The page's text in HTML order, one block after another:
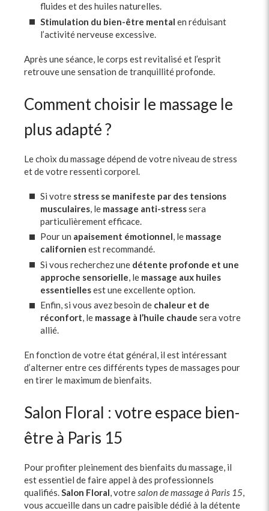
fluides et des huiles naturelles.
Stimulation du bien-être mental en réduisant
l’activité nerveuse excessive.
Après une séance, le corps est revitalisé et l’esprit
retrouve une sensation de tranquillité profonde.
Comment choisir le massage le
plus adapté ?
Le choix du massage dépend de votre niveau de stress
et de votre ressenti corporel.
Si votre stress se manifeste par des tensions
musculaires , le massage anti-stresssera
particulièrement efficace.
Pour un apaisement émotionnel, le massage
californien est recommandé.
Si vous recherchez une détente profonde et une
approche sensorielle , le massage aux huiles
essentiellesest une excellente option.
Enfin, si vous avez besoin de chaleur et de
réconfort, le massage à l’huile chaude sera votre
allié.
En fonction de votre état général, il est intéressant
d’alterner entre ces différents types de massages pour
en tirer le maximum de bienfaits.
Salon Floral : votre espace bien-
être à Paris 15
Pour profiter pleinement des bienfaits du massage, il
est essentiel de faire appel à des professionnels
qualifiés.Salon Floral, votresalon de massage à Paris 15,
vous accueille dans un cadre paisible dédié à la détente